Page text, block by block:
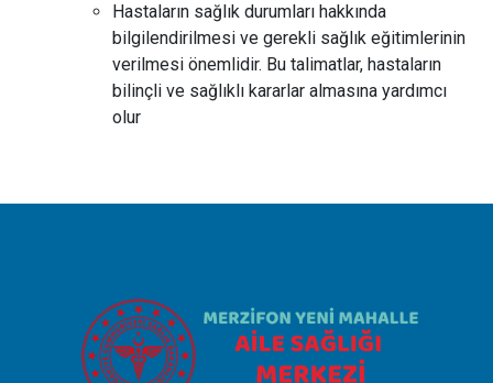
Hastaların sağlık durumları hakkında
bilgilendirilmesi ve gerekli sağlık eğitimlerinin
verilmesi önemlidir. Bu talimatlar, hastaların
bilinçli ve sağlıklı kararlar almasına yardımcı
olur